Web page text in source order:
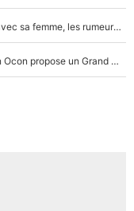
F1 : Charles Leclerc surpris par les paparazzis avec sa femme, les rumeurs étaient vraies !
Comme pour le final du Tour de France, Esteban Ocon propose un Grand Prix de Formule 1 à Paris : «Autour de l’Arc de Triomphe, ce serait génial» !